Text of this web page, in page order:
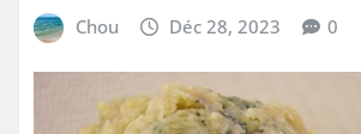
Chou Déc 28, 2023 0